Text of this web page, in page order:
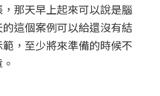
那天早上起來可以說是腦
這個案例可以給還沒有結
，至少將來準備的時候不